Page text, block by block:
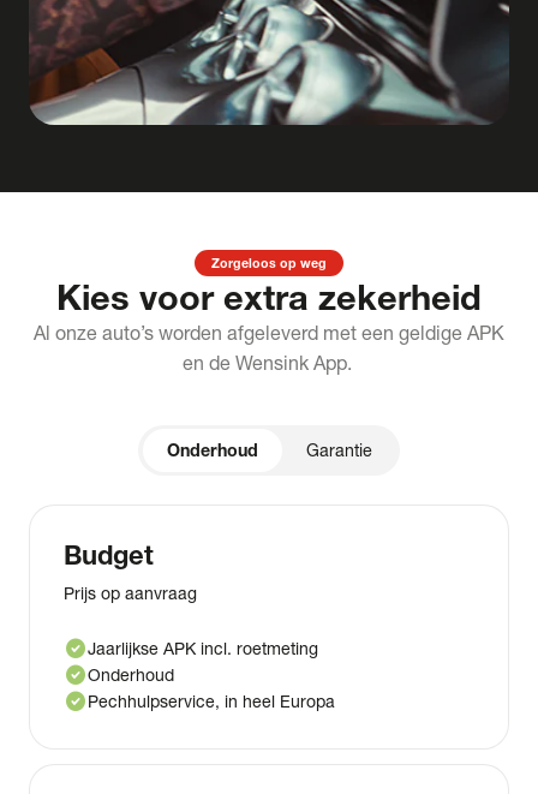
Zorgeloos op weg
Kies voor extra zekerheid
Al onze auto’s worden afgeleverd met een geldige APK
en de Wensink App.
Onderhoud Garantie
Budget
Prijs op aanvraag
check_circleJaarlijkse APK incl. roetmeting
check_circleOnderhoud
check_circlePechhulpservice, in heel Europa